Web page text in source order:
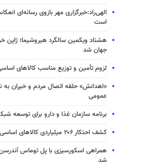
الهی‌راد:خبرگزاری مهر بازوی رسانه‌ای
است
هشتاد ویکمین سالگرد هیروشیما؛ ژاپن
جهان شد
لزوم تأمین و توزیع مناسب کالاهای
«اهدانش» حلقه اتصال مردم و خیران
عمومی
برنامه سازمان غذا و دارو برای توسعه
کشف احتکار ۲۰۶ میلیاردی کالاهای اساسی در اردبیل
همراهی اسکورسیزی با پل توماس
شد